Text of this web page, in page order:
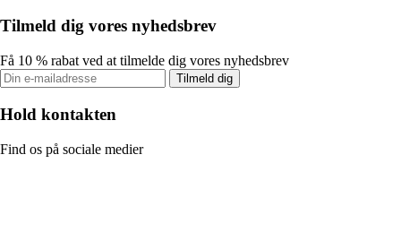
Tilmeld dig vores nyhedsbrev
Få 10 % rabat ved at tilmelde dig vores nyhedsbrev
Tilmeld dig
Hold kontakten
Find os på sociale medier